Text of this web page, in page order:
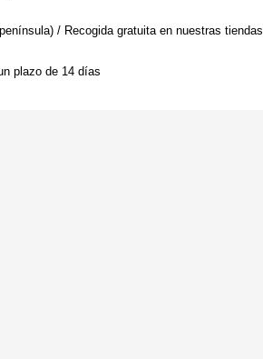
/ Recogida gratuita en nuestras tiendas
plazo de 14 días